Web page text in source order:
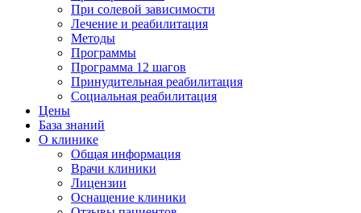
При солевой зависимости
Лечение и реабилитация
Методы
Программы
Программа 12 шагов
Принудительная реабилитация
Социальная реабилитация
Цены
База знаний
О клинике
Общая информация
Врачи клиники
Лицензии
Оснащение клиники